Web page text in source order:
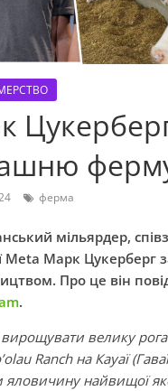
ферма
мільярдер,
Meta Марк Цукерберг
Про це він
.
вирощувати велику
Ranch на Кауаї
яловичину найвищої